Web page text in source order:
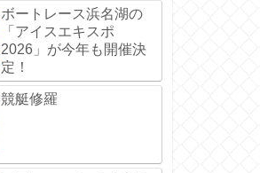
ボートレース浜名湖の
「アイスエキスポ
2026」が今年も開催決
定！
競艇修羅